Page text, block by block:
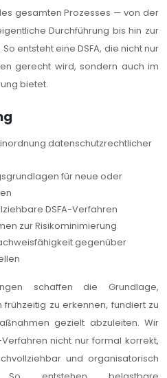
gesamten Prozesses — von der
Durchführung bis hin zur
entsteht eine DSFA, die nicht nur
gerecht wird, sondern auch im
bietet.
datenschutzrechtlicher
für neue oder
DSFA-Verfahren
zur Risikominimierung
gegenüber
schaffen die Grundlage,
zu erkennen, fundiert zu
gezielt abzuleiten. Wir
nicht nur formal korrekt,
und organisatorisch